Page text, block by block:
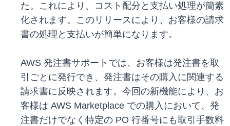
た。これにより、コスト配分と支払い処理が簡素
化されます。このリリースにより、お客様の請求
書の処理と支払いが簡単になります。
AWS 発注書サポートでは、お客様は発注書を取
引ごとに発行でき、発注書はその購入に関連する
請求書に反映されます。今回の新機能により、お
客様は AWS Marketplace での購入において、発
注書だけでなく特定の PO 行番号にも取引手数料